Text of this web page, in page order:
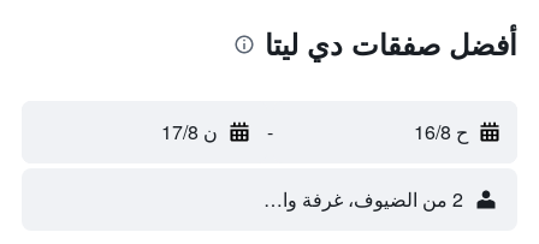
أفضل صفقات دي ليتا
ح 16/8 - ن 17/8
2 من الضيوف، غرفة واحدة